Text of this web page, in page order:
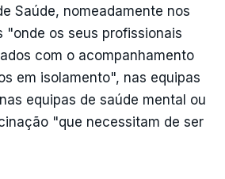
Saúde, nomeadamente nos
"onde os seus profissionais
com o acompanhamento
em isolamento", nas equipas
equipas de saúde mental ou
"que necessitam de ser